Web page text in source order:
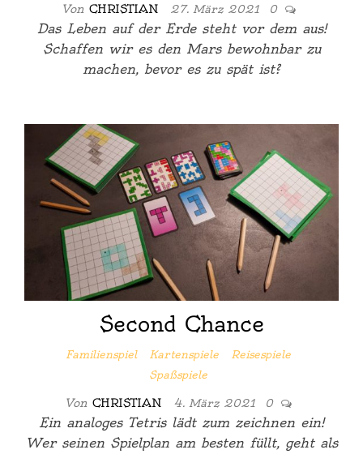
Von CHRISTIAN 27. März 2021 0
Das Leben auf der Erde steht vor dem aus!
Schaffen wir es den Mars bewohnbar zu
machen, bevor es zu spät ist?
Second Chance
Familienspiel Kartenspiele
Reisespiele
Spaßspiele
Von CHRISTIAN 4. März 2021 0
Ein analoges Tetris lädt zum zeichnen ein!
Wer seinen Spielplan am besten füllt, geht als